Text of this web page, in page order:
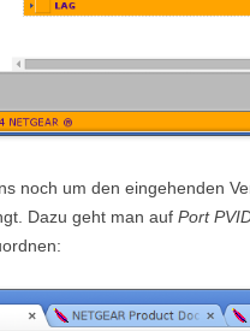
noch um den eingehenden
Dazu geht man auf Port